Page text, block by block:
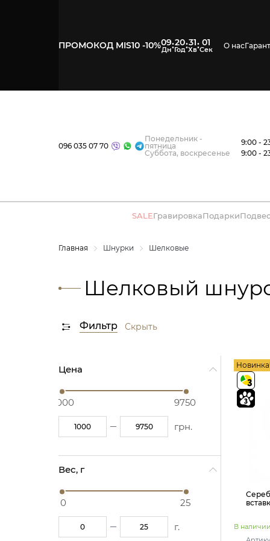
ПРОМОКОД MIS10 -10%09:20:31: 00 О нас
096 035 07 70
Понедельник -
пятница
9:00 -
Суббота, воскресенье
9:00 -
SALEГравировкаПодарки
Главная Шнурки Шелковые
Шелковый
Фильтр Скрыть
Цена
1000 9750
грн.
Вес, г
0 25
г.
Новинка!
В наличии